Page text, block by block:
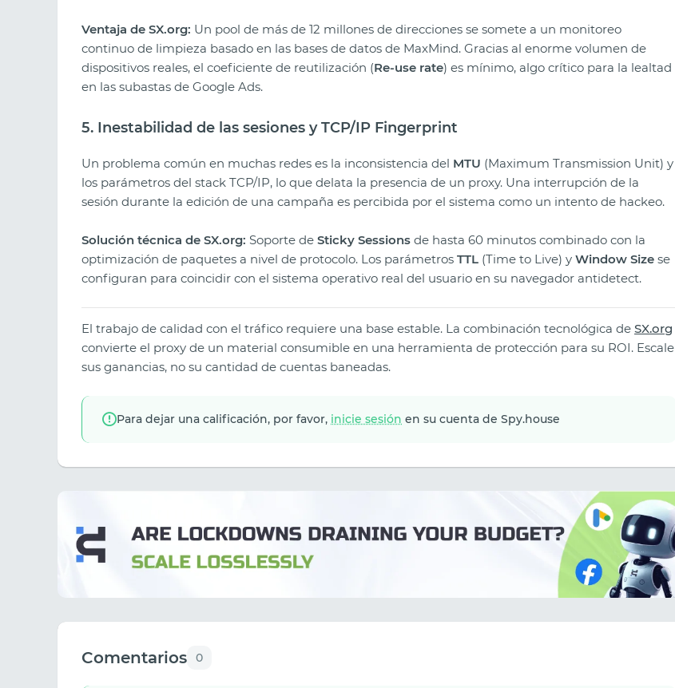
Ventaja de SX.org: Un pool de más de 12 millones de direcciones se somete a un monitoreo
continuo de limpieza basado en las bases de datos de MaxMind. Gracias al enorme volumen de
dispositivos reales, el coeficiente de reutilización (Re-use rate) es mínimo, algo crítico para la lealtad
en las subastas de Google Ads.
5. Inestabilidad de las sesiones y TCP/IP Fingerprint
Un problema común en muchas redes es la inconsistencia del MTU (Maximum Transmission Unit) y
los parámetros del stack TCP/IP, lo que delata la presencia de un proxy. Una interrupción de la
sesión durante la edición de una campaña es percibida por el sistema como un intento de hackeo.
Solución técnica de SX.org: Soporte de Sticky Sessions de hasta 60 minutos combinado con la
optimización de paquetes a nivel de protocolo. Los parámetros TTL (Time to Live) y Window Size se
configuran para coincidir con el sistema operativo real del usuario en su navegador antidetect.
El trabajo de calidad con el tráfico requiere una base estable. La combinación tecnológica de SX.org
convierte el proxy de un material consumible en una herramienta de protección para su ROI. Escale
sus ganancias, no su cantidad de cuentas baneadas.
Para dejar una calificación, por favor, inicie sesión en su cuenta de Spy.house
Comentarios 0